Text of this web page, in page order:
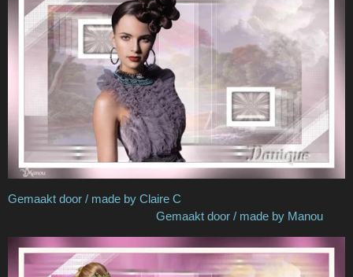
Gemaakt door / made by Claire C
Gemaakt door / made by Manou